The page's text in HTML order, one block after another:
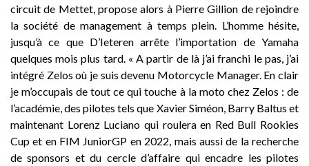
circuit de Mettet, propose alors à Pierre Gillion de rejoindre
la société de management à temps plein. L’homme hésite,
jusqu’à ce que D’Ieteren arrête l’importation de Yamaha
quelques mois plus tard. « A partir de là j’ai franchi le pas, j’ai
intégré Zelos où je suis devenu Motorcycle Manager. En clair
je m’occupais de tout ce qui touche à la moto chez Zelos : de
l’académie, des pilotes tels que Xavier Siméon, Barry Baltus et
maintenant Lorenz Luciano qui roulera en Red Bull Rookies
Cup et en FIM JuniorGP en 2022, mais aussi de la recherche
de sponsors et du cercle d’affaire qui encadre les pilotes